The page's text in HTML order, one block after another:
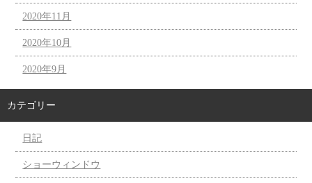
2020年11月
2020年10月
2020年9月
カテゴリー
日記
ショーウィンドウ